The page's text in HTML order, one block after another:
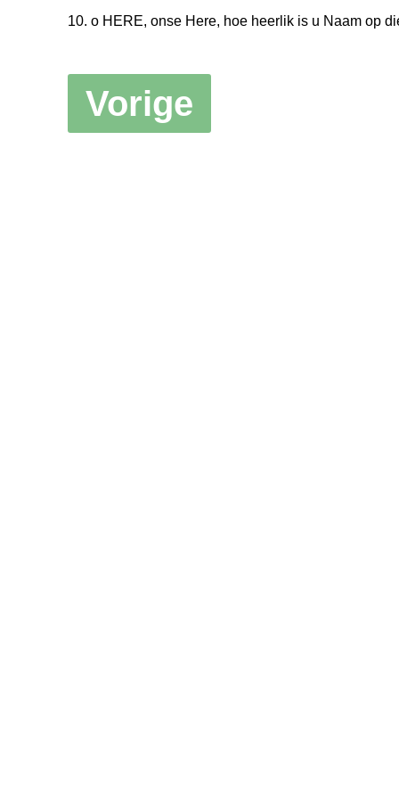
10. o HERE, onse Here, hoe heerlik is u Naam op
Vorige